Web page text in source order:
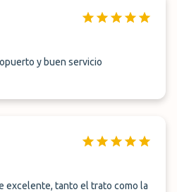
y buen servicio
excelente, tanto el trato como la